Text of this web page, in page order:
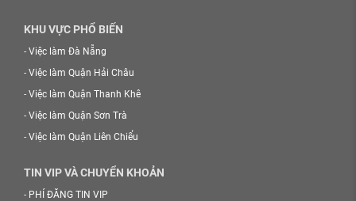
KHU VỰC PHỔ BIẾN
- Việc làm Đà Nẵng
- Việc làm Quận Hải Châu
- Việc làm Quận Thanh Khê
- Việc làm Quận Sơn Trà
- Việc làm Quận Liên Chiểu
TIN VIP VÀ CHUYỂN KHOẢN
- PHÍ ĐĂNG TIN VIP